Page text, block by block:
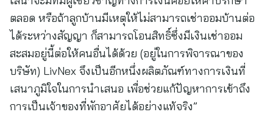
ตลอด หรือถ้าลูกบ้านมีเหตุให้ไม่สามารถเช่าออมบ้านต่อ
ได้ระหว่างสัญญา ก็สามารถโอนสิทธิ์ซึ่งมีเงินเช่าออม
สะสมอยู่นี้ต่อให้คนอื่นได้ด้วย (อยู่ในการพิจารณาของ
บริษัท) LivNex จึงเป็นอีกหนึ่งผลิตภัณฑ์ทางการเงินที่
เสนาภูมิใจในการนำเสนอ เพื่อช่วยแก้ปัญหาการเข้าถึง
การเป็นเจ้าของที่พักอาศัยได้อย่างแท้จริง”